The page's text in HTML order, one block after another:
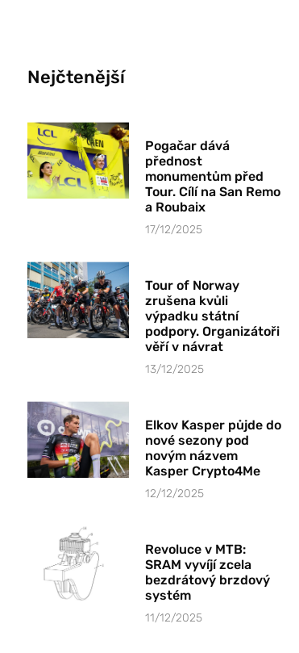
Nejčtenější
Pogačar dává
přednost
monumentům před
Tour. Cílí na San Remo
a Roubaix
17/12/2025
Tour of Norway
zrušena kvůli
výpadku státní
podpory. Organizátoři
věří v návrat
13/12/2025
Elkov Kasper půjde do
nové sezony pod
novým názvem
Kasper Crypto4Me
12/12/2025
Revoluce v MTB:
SRAM vyvíjí zcela
bezdrátový brzdový
systém
11/12/2025